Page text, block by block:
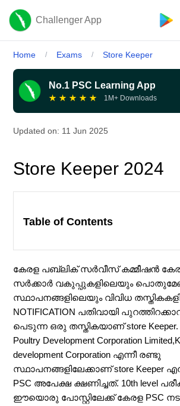
Challenger App
Home / Exams / Store Keeper
No.1 PSC Learning App
★ ★ ★ ★ ★ 1M+ Downloads
Updated on: 11 Jun 2025
Store Keeper 2024
Table of Contents
കേരള പബ്ലിക് സർവീസ് കമ്മീഷൻ
സർക്കാർ വകുപ്പുകളിലെയും
സ്ഥാപനങ്ങളിലെയും വിവിധ
NOTIFICATION പതിവായി
പെടുന്ന ഒരു തസ്തികയാണ് store Keeper.
Poultry Development Corporation
development Corporation എന്നീ രണ്ടു
സ്ഥാപനങ്ങളിലേക്കാണ് store Keeper
PSC അപേക്ഷ ക്ഷണിച്ചത്. 10th level
ഈയൊരു പോസ്റ്റിലേക്ക് കേരള PSC